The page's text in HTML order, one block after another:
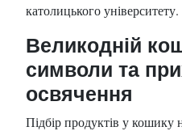
католицького університету.
Великодній
символи та
освячення
Підбір продуктів у кошику